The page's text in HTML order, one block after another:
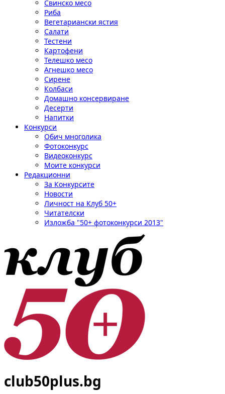
Свинско месо
Риба
Вегетариански ястия
Салати
Тестени
Картофени
Телешко месо
Агнешко месо
Сирене
Колбаси
Домашно консервиране
Десерти
Напитки
Конкурси
Обич многолика
Фотоконкурс
Видеоконкурс
Моите конкурси
Редакционни
За Конкурсите
Новости
Личност на Клуб 50+
Читателски
Изложба "50+ фотоконкурси 2013"
club50plus.bg